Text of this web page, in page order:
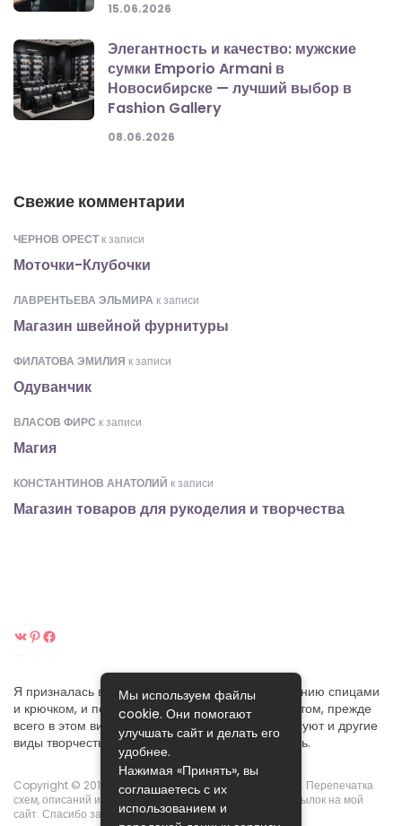
15.06.2026
Элегантность и качество: мужские
сумки Emporio Armani в
Новосибирске — лучший выбор в
Fashion Gallery
08.06.2026
Свежие комментарии
ЧЕРНОВ ОРЕСТ к записи
Моточки-Клубочки
ЛАВРЕНТЬЕВА ЭЛЬМИРА к записи
Магазин швейной фурнитуры
ФИЛАТОВА ЭМИЛИЯ к записи
Одуванчик
ВЛАСОВ ФИРС к записи
Магия
КОНСТАНТИНОВ АНАТОЛИЙ к записи
Магазин товаров для рукоделия и творчества
ВКонтакте
Pinterest
Я призналась вам в своей любви к ручному вязанию спицами
и крючком, и постараюсь поделиться своим опытом, прежде
всего в этом виде рукоделия. Хотя меня интересуют и другие
виды творчества, которые я собираюсь осваивать.
Copyright © 2015-2024.Pikoclub. Права защищены ©. Перепечатка
схем, описаний и фотографий возможны с указанием ссылок на мой
сайт. Спасибо за понимание!
Мы используем файлы
cookie. Они помогают
улучшать сайт и делать его
удобнее.
Нажимая «Принять», вы
соглашаетесь с их
использованием и